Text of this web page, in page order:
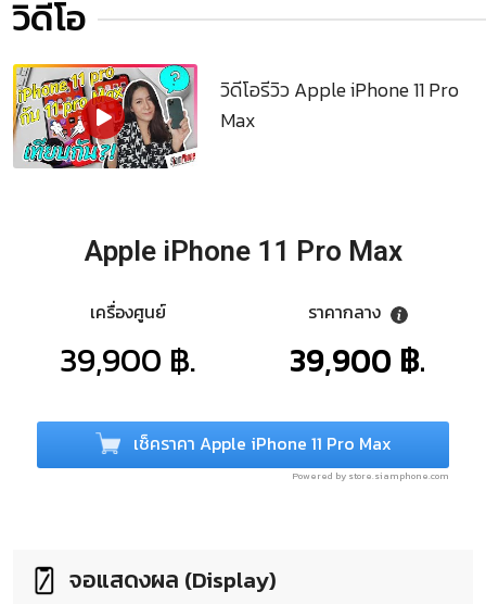
วิดีโอ
วิดีโอรีวิว Apple iPhone 11 Pro
Max
Apple iPhone 11 Pro Max
เครื่องศูนย์
39,900 ฿.
ราคากลาง
39,900 ฿.
เช็คราคา Apple iPhone 11 Pro Max
Powered by store.siamphone.com
จอแสดงผล (Display)